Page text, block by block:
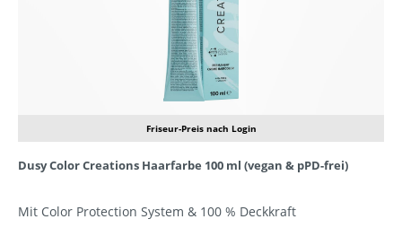
Friseur-Preis nach Login
Dusy Color Creations Haarfarbe 100 ml (vegan & pPD-frei)
Mit Color Protection System & 100 % Deckkraft